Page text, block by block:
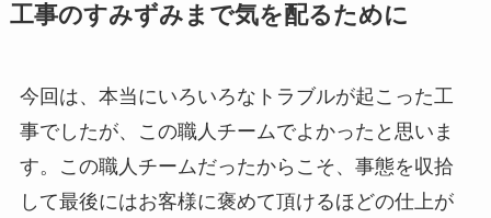
工事のすみずみまで気を配るために
今回は、本当にいろいろなトラブルが起こった工
事でしたが、この職人チームでよかったと思いま
す。この職人チームだったからこそ、事態を収拾
して最後にはお客様に褒めて頂けるほどの仕上が